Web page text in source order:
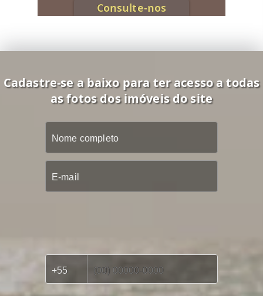
Consulte-nos
Cadastre-se a baixo para ter acesso a todas
as fotos dos imóveis do site